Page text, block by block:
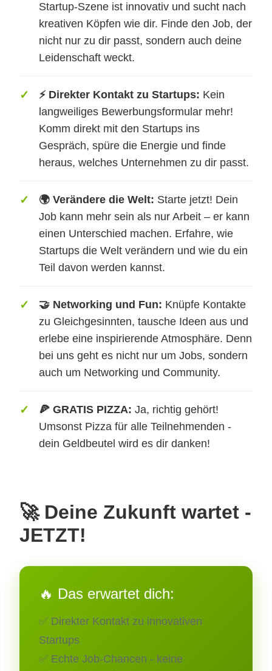
Startup-Szene ist innovativ und sucht nach
kreativen Köpfen wie dir. Finde den Job, der
nicht nur zu dir passt, sondern auch deine
Leidenschaft weckt.
⚡ Direkter Kontakt zu Startups: Kein
langweiliges Bewerbungsformular mehr!
Komm direkt mit den Startups ins
Gespräch, spüre die Energie und finde
heraus, welches Unternehmen zu dir passt.
🌍 Verändere die Welt: Starte jetzt! Dein
Job kann mehr sein als nur Arbeit – er kann
einen Unterschied machen. Erfahre, wie
Startups die Welt verändern und wie du ein
Teil davon werden kannst.
🤝 Networking und Fun: Knüpfe Kontakte
zu Gleichgesinnten, tausche Ideen aus und
erlebe eine inspirierende Atmosphäre. Denn
bei uns geht es nicht nur um Jobs, sondern
auch um Networking und Community.
🍕 GRATIS PIZZA: Ja, richtig gehört!
Umsonst Pizza für alle Teilnehmenden -
dein Geldbeutel wird es dir danken!
🚀 Deine Zukunft wartet -
JETZT!
🔥 Das erwartet dich:
✅ Direkter Kontakt zu innovativen
Startups
✅ Echte Job-Chancen - keine